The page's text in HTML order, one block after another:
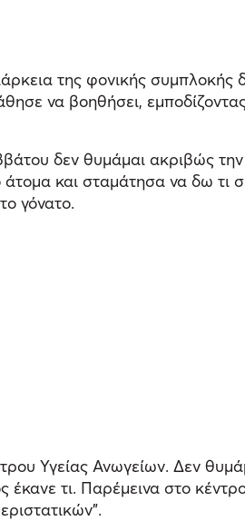
της φονικής
να βοηθήσει,
δεν θυμάμαι ακριβώς
και σταμάτησα να δω τι
γόνατο.
Υγείας Ανωγείων. Δεν
τι. Παρέμεινα στο